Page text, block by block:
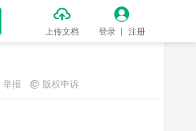

上传文档

登录 注册
举报  版权申诉